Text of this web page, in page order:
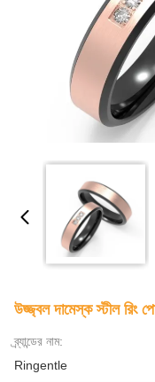
উজ্জ্বল দামেস্ক স্টীল রিং
ব্র্যান্ডের নাম:
Ringentle